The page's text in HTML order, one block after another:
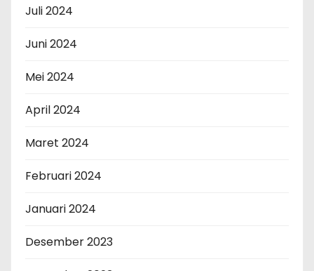
Juli 2024
Juni 2024
Mei 2024
April 2024
Maret 2024
Februari 2024
Januari 2024
Desember 2023